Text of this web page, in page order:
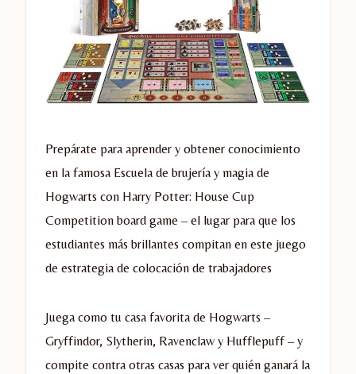
Prepárate para aprender y obtener conocimiento
en la famosa Escuela de brujería y magia de
Hogwarts con Harry Potter: House Cup
Competition board game – el lugar para que los
estudiantes más brillantes compitan en este juego
de estrategia de colocación de trabajadores
Juega como tu casa favorita de Hogwarts –
Gryffindor, Slytherin, Ravenclaw y Hufflepuff – y
compite contra otras casas para ver quién ganará la